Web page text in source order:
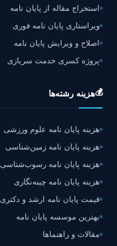
استخراج مقاله از پایان نامه
ویراستاری پایان نامه فوری
اصلاح و ویرایش پایان نامه
پروژه کسری خدمت سربازی
💰هزینه رشته‌ها
هزینه پایان نامه علوم ورزشی
هزینه پایان نامه زمین‌شناسی
هزینه پایان نامه رسوب‌شناسی
هزینه پایان نامه چینه‌نگاری
قیمت پایان نامه ارشد و دکتری
بهترین موسسه پایان نامه
مقالات و راهنماها